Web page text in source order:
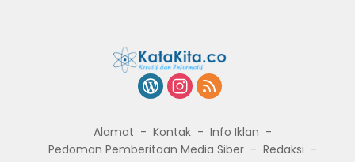
Alamat Kontak
Info Iklan
Pedoman Pemberitaan Media Siber
Redaksi